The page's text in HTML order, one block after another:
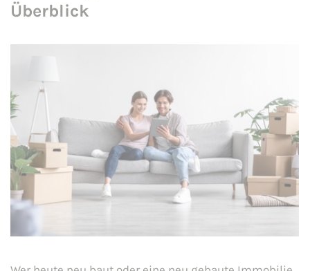
Überblick